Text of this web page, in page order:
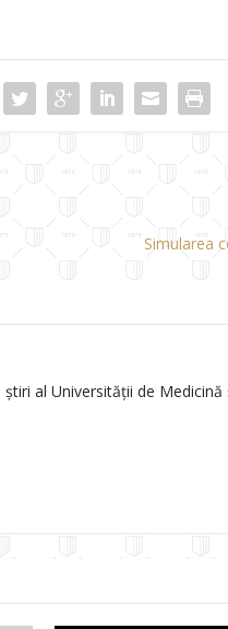
Simularea
al Universității de Medicină